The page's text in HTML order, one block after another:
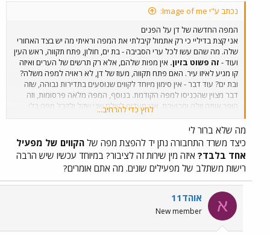
נכתב ע"י Image of me:
המפה החדשה של דן על הפנים
אני קצת בדיליי כי רק אתמול קיבלתי את המפה וראיתי מה יש בצד האחורי
שלה. מה שהם עשו לכל ערי הסביבה - בת ים, חולון, פתח תקווה, ראש העין
ועוד - זה פשוט בזיון. אין מפות שלהם, אלא רק תרשים של הערים ואיזה
קו מגיע לאיזו עיר. האם פתח תקווה, מעוז של דן, לא ראויה למפה משלה?
ובת ים? עוד דבר - אין סימון מיוחד לקווים שנוסעים בתדירות גבוהה, שזה
דבר מצוין שהכניסו למפה הקודמת. בנוסף, המפה מלאה פרסומות, וזה
הופך אותה זולה ומכוערת. אני מעדיף לשלם שני שקל ולקבל מפה בלי
פרסומות, אבל מצד שני על מפה בזיונית כזאת לא ראוי לגבות שני שקל.
הדלתות נפתחות לקראתך.
לחץ כדי להרחיב...
מה שלא ברור לי
כיצד משרד התחבורה נתן יד להפצת מפה של הקווים של מפעיל
אחד בלבד? איזה מין שירות זה לציבור? במיוחד עכשיו שיש הרבה
רישות משתלב של מפעילים שונים. מה אתם אומרים?
א אוהד11
New member